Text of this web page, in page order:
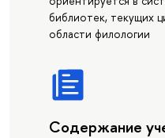
библиотек, текущих
области филологии
Содержание